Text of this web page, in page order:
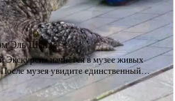
Эль Шейхе
начнётся в музее живых
музея увидите единственный…